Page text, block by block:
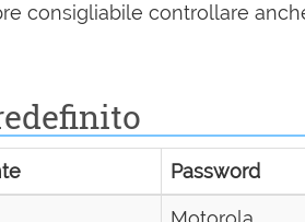
consigliabile controllare
Password